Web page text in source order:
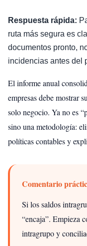
Respuesta rápida:
ruta más segura es
documentos pronto,
incidencias antes del
El informe anual
empresas debe mostrar
solo negocio. Ya no es
sino una metodología:
políticas contables y
Comentario
Si los saldos
“encaja”. Empieza
intragrupo y